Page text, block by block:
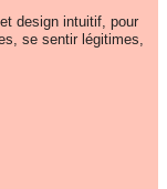
design intuitif, pour
se sentir légitimes,